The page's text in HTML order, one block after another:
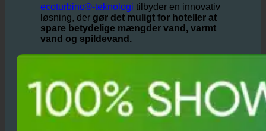
reducere omkostningerne og samtidig bidrage til
miljøbeskyttelse.
ecoturbino®-teknologitilbyder en innovativ
løsning, dergør det muligt for hoteller at
spare betydelige mængder vand, varmt